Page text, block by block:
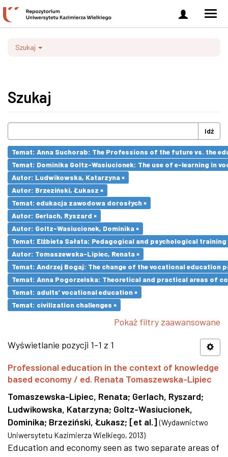
Zaloguj
się
Szukaj
Szukaj
Idź
Temat: Anna Suchorab: The Professions of the future vs. the
Temat: Dominika Goltz-Wasiucionek: The use of e-learning in
Autor: Ludwikowska, Katarzyna ×
Autor: Brzeziński, Łukasz ×
Temat: edukacja zawodowa dorosłych ×
Autor: Gerlach, Ryszard ×
Autor: Goltz-Wasiucionek, Dominika ×
Temat: Elżbieta Sałata: Pedagogical and psychological
Autor: Tomaszewska-Lipiec, Renata ×
Temat: Andrzej Bogaj: The change of the vocational education
Temat: Anna Pogorzelska: Theoretical and practical areas of
Temat: adults’ vocational education ×
Temat: civilization challenges ×
Pokaż filtry zaawansowane
Wyświetlanie pozycji 1-1 z 1
Professional education in the context of knowledge
based economy / ed. Renata Tomaszewska-Lipiec
Tomaszewska-Lipiec, Renata; Gerlach, Ryszard;
Ludwikowska, Katarzyna; Goltz-Wasiucionek,
Dominika; Brzeziński, Łukasz; [et al.] (Wydawnictwo
Uniwersytetu Kazimierza Wielkiego, 2013)
Education and economy seen as two separate areas of